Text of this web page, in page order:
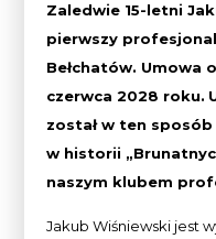
Zaledwie 15-letni
pierwszy
Bełchatów. Umowa
czerwca 2028 roku.
został w ten
w historii
naszym klubem
Jakub Wiśniewski jest